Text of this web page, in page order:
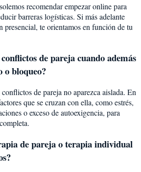
recomendar empezar online para
barreras logísticas. Si más adelante
presencial, te orientamos en función de tu
de pareja cuando además
o bloqueo?
de pareja no aparezca aislada. En
que se cruzan con ella, como estrés,
o exceso de autoexigencia, para
de pareja o terapia individual